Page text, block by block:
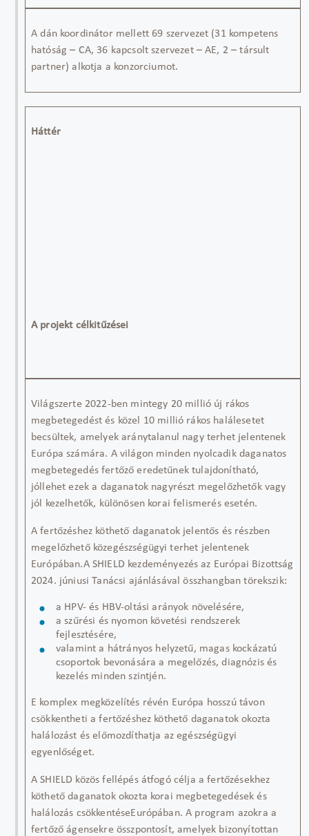
A dán koordinátor mellett 69 szervezet (31 kompetens
hatóság – CA, 36 kapcsolt szervezet – AE, 2 – társult
partner) alkotja a konzorciumot.
Háttér
A projekt célkitűzései
Világszerte 2022-ben mintegy 20 millió új rákos
megbetegedést és közel 10 millió rákos halálesetet
becsültek, amelyek aránytalanul nagy terhet jelentenek
Európa számára. A világon minden nyolcadik daganatos
megbetegedésfertőző eredetűnek tulajdonítható,
jóllehet ezek a daganatok nagyrészt megelőzhetők vagy
jól kezelhetők, különösen korai felismerés esetén.
A fertőzéshez köthető daganatok jelentős és részben
megelőzhető közegészségügyi terhet jelentenek
Európában.A SHIELD kezdeményezés az Európai Bizottság
2024. júniusi Tanácsi ajánlásával összhangban törekszik:
a HPV- és HBV-oltási arányok növelésére,
aszűrési és nyomon követési rendszerek
fejlesztésére,
valamint a hátrányos helyzetű, magas kockázatú
csoportok bevonására a megelőzés, diagnózis és
kezelés minden szintjén.
E komplex megközelítés révén Európa hosszú távon
csökkentheti afertőzéshez köthető daganatok okozta
halálozást és előmozdíthatja azegészségügyi
egyenlőséget.
ASHIELD közös fellépés átfogó célja afertőzésekhez
köthető daganatok okozta korai megbetegedések és
halálozás csökkentéseEurópában. A program azokra a
fertőző ágensekre összpontosít, amelyek bizonyítottan